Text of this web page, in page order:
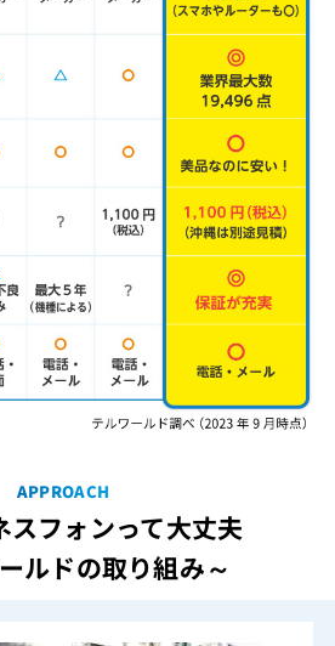
APPROACH
スフォンって大丈夫
ルドの取り組み～